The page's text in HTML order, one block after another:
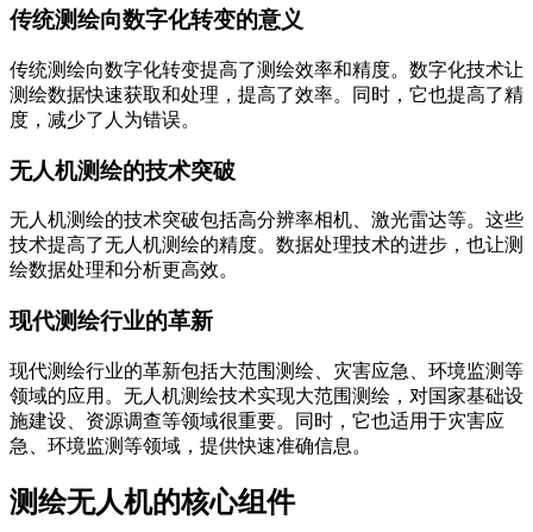
传统测绘向数字化转变的意义
传统测绘向数字化转变提高了测绘效率和精度。数字化技术让
测绘数据快速获取和处理，提高了效率。同时，它也提高了精
度，减少了人为错误。
无人机测绘的技术突破
无人机测绘的技术突破包括高分辨率相机、激光雷达等。这些
技术提高了无人机测绘的精度。数据处理技术的进步，也让测
绘数据处理和分析更高效。
现代测绘行业的革新
现代测绘行业的革新包括大范围测绘、灾害应急、环境监测等
领域的应用。无人机测绘技术实现大范围测绘，对国家基础设
施建设、资源调查等领域很重要。同时，它也适用于灾害应
急、环境监测等领域，提供快速准确信息。
测绘无人机的核心组件